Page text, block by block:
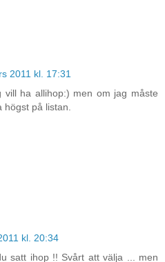
2011 kl. 17:31
vill ha allihop:) men om jag måste
på listan.
kl. 20:34
satt ihop !! Svårt att välja ... men